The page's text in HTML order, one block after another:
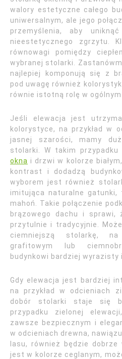
walory estetyczne całego
uniwersalnym, ale jego
przemyślenia, aby
nieestetycznego zgrzytu.
równowagi pomiędzy
wybranej stolarki.
najlepiej komponują się z
pod uwagę również
równie istotną rolę w ogólnym
Jeśli elewacja jest
kolorystyce, na przykład w
jasnej szarości, mamy
stolarki. W takim przypadku
okna i drzwi w kolorze
kontrast i dodadzą
wyborem jest również
imitująca naturalne
mahoń. Takie połączenie
brązowego dachu i sprawi,
przytulnie i tradycyjnie.
ciemniejszą stolarkę,
grafitowym lub
budynkowi bardziej wyrazisty
Gdy elewacja jest bardziej
na przykład w odcieniach
dobór stolarki staje się
przypadku zielonej
zawsze bezpiecznym i
w odcieniach drewna,
lasu, również będzie
jest w kolorze ceglanym,